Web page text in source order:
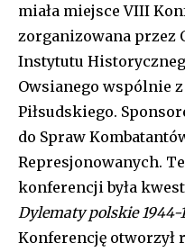
miała miejsce VIII
zorganizowana przez
Instytutu
Owsianego wspólnie
Piłsudskiego.
do Spraw
Represjonowanych.
konferencji była
Dylematy polskie 1944-
Konferencję otworzył